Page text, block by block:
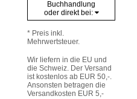
Buchhandlung
oder direkt bei:
* Preis inkl.
Mehrwertsteuer.
Wir liefern in die EU und
die Schweiz. Der Versand
ist kostenlos ab EUR 50,-.
Ansonsten betragen die
Versandkosten EUR 5,-